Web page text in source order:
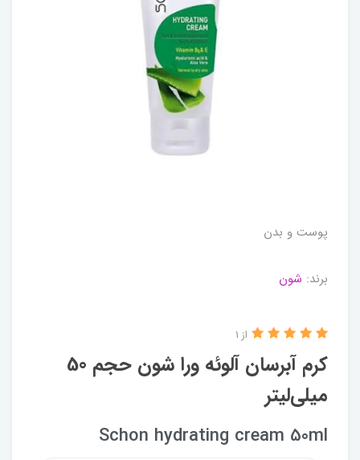
پوست و بدن
برند: شون
کرم آبرسان آلوئه ورا شون حجم 50
میلی‌لیتر
از 1
Schon hydrating cream 50ml